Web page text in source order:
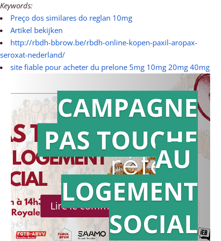
Keywords:
Preço dos similares do reglan 10mg
Artikel bekijken
http://rbdh-bbrow.be/rbdh-online-kopen-paxil-aropax-
seroxat-nederland/
site fiable pour acheter du prelone 5mg 10mg 20mg 40mg
Action en
référé
Lire le communiqué de presse
CAMPAGNE
PAS TOUCHE
AU
LOGEMENT
SOCIAL